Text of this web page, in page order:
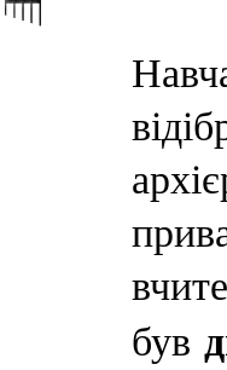
був